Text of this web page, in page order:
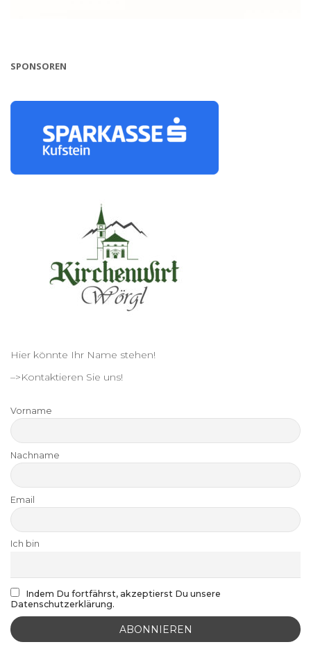
SPONSOREN
Hier könnte Ihr Name stehen!
–>Kontaktieren Sie uns!
Vorname
Nachname
Email
Ich bin
Indem Du fortfährst, akzeptierst Du unsere
Datenschutzerklärung.